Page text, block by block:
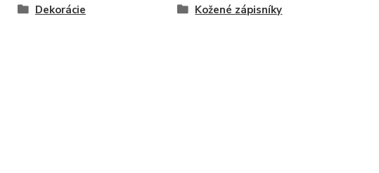
Dekorácie Kožené zápisníky